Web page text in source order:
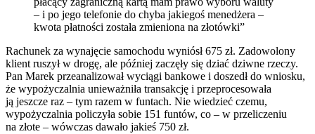
– i po jego telefonie do chyba jakiegoś menedżera –
kwota płatności została zmieniona na złotówki”
Rachunek za wynajęcie samochodu wyniósł 675 zł. Zadowolony
klient ruszył w drogę, ale później zaczęły się dziać dziwne rzeczy.
Pan Marek przeanalizował wyciągi bankowe i doszedł do wniosku,
że wypożyczalnia unieważniła transakcję i przeprocesowała
ją jeszcze raz – tym razem w funtach. Nie wiedzieć czemu,
wypożyczalnia policzyła sobie 151 funtów, co – w przeliczeniu
na złote – wówczas dawało jakieś 750 zł.